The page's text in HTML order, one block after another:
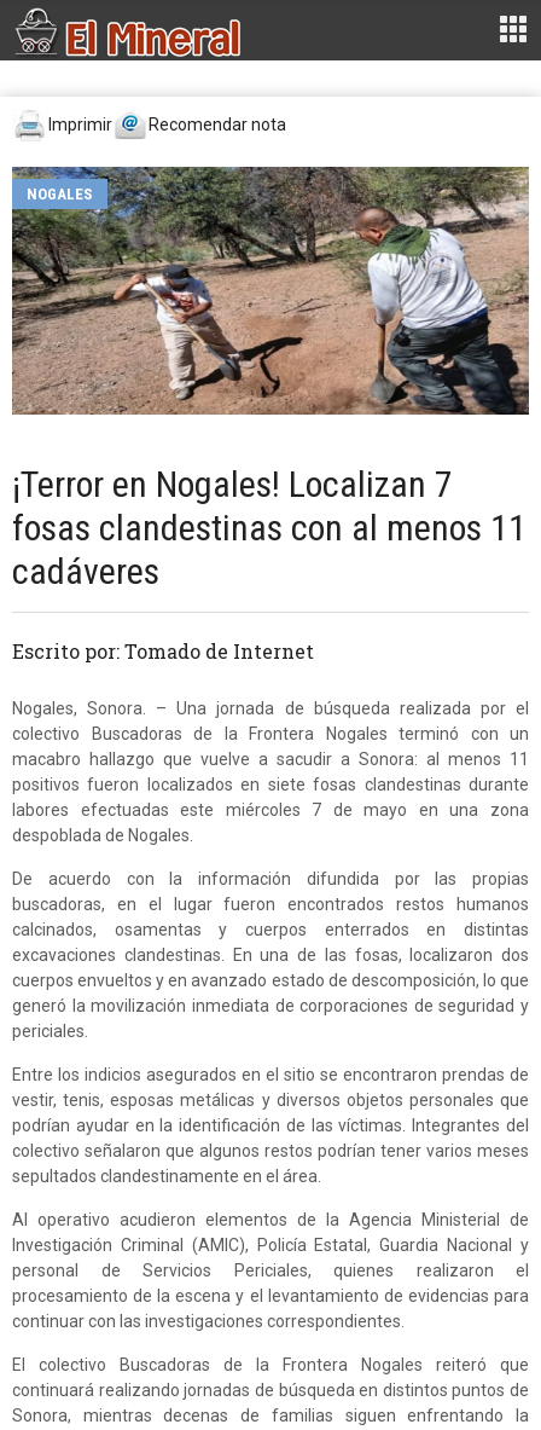
Imprimir Recomendar nota
NOGALES
¡Terror en Nogales! Localizan 7
fosas clandestinas con al menos 11
cadáveres
Escrito por: Tomado de Internet
Nogales, Sonora. – Una jornada de búsqueda realizada por el
colectivo Buscadoras de la Frontera Nogales terminó con un
macabro hallazgo que vuelve a sacudir a Sonora: al menos 11
positivos fueron localizados en siete fosas clandestinas durante
labores efectuadas este miércoles 7 de mayo en una zona
despoblada de Nogales.
De acuerdo con la información difundida por las propias
buscadoras, en el lugar fueron encontrados restos humanos
calcinados, osamentas y cuerpos enterrados en distintas
excavaciones clandestinas. En una de las fosas, localizaron dos
cuerpos envueltos y en avanzado estado de descomposición, lo que
generó la movilización inmediata de corporaciones de seguridad y
periciales.
Entre los indicios asegurados en el sitio se encontraron prendas de
vestir, tenis, esposas metálicas y diversos objetos personales que
podrían ayudar en la identificación de las víctimas. Integrantes del
colectivo señalaron que algunos restos podrían tener varios meses
sepultados clandestinamente en el área.
Al operativo acudieron elementos de la Agencia Ministerial de
Investigación Criminal (AMIC), Policía Estatal, Guardia Nacional y
personal de Servicios Periciales, quienes realizaron el
procesamiento de la escena y el levantamiento de evidencias para
continuar con las investigaciones correspondientes.
El colectivo Buscadoras de la Frontera Nogales reiteró que
continuará realizando jornadas de búsqueda en distintos puntos de
Sonora, mientras decenas de familias siguen enfrentando la